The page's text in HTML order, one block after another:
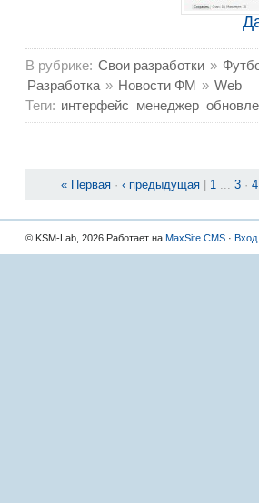
В рубрике: Свои разработки »
Разработка » Новости ФМ » Web
Теги: интерфейс менеджер
« Первая · ‹ предыдущая 1 ... 3 · 4
© KSM-Lab, 2026 Работает на MaxSite CMS · Вход